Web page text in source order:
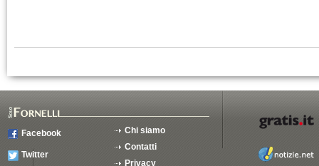
Facebook
Twitter
Chi siamo
Contatti
Privacy